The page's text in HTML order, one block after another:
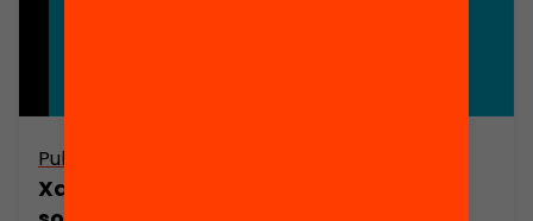
Publicació
Xarxes de corresponsabilitat